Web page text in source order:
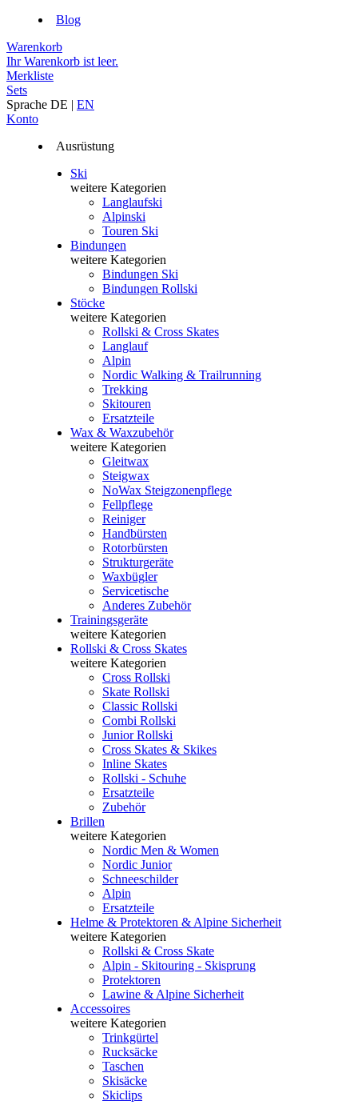
Blog
Warenkorb
Ihr Warenkorb ist leer.
Merkliste
Sets
Sprache DE | EN
Konto
Ausrüstung
Ski
weitere Kategorien
Langlaufski
Alpinski
Touren Ski
Bindungen
weitere Kategorien
Bindungen Ski
Bindungen Rollski
Stöcke
weitere Kategorien
Rollski & Cross Skates
Langlauf
Alpin
Nordic Walking & Trailrunning
Trekking
Skitouren
Ersatzteile
Wax & Waxzubehör
weitere Kategorien
Gleitwax
Steigwax
NoWax Steigzonenpflege
Fellpflege
Reiniger
Handbürsten
Rotorbürsten
Strukturgeräte
Waxbügler
Servicetische
Anderes Zubehör
Trainingsgeräte
weitere Kategorien
Rollski & Cross Skates
weitere Kategorien
Cross Rollski
Skate Rollski
Classic Rollski
Combi Rollski
Junior Rollski
Cross Skates & Skikes
Inline Skates
Rollski - Schuhe
Ersatzteile
Zubehör
Brillen
weitere Kategorien
Nordic Men & Women
Nordic Junior
Schneeschilder
Alpin
Ersatzteile
Helme & Protektoren & Alpine Sicherheit
weitere Kategorien
Rollski & Cross Skate
Alpin - Skitouring - Skisprung
Protektoren
Lawine & Alpine Sicherheit
Accessoires
weitere Kategorien
Trinkgürtel
Rucksäcke
Taschen
Skisäcke
Skiclips